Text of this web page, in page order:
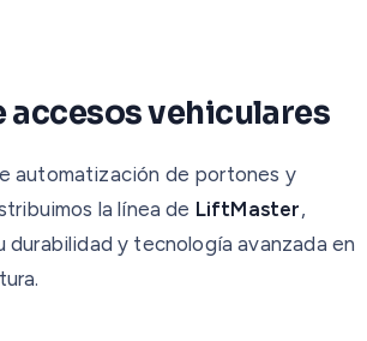
accesos vehiculares
automatización de portones y
la línea de LiftMaster,
durabilidad y tecnología avanzada en